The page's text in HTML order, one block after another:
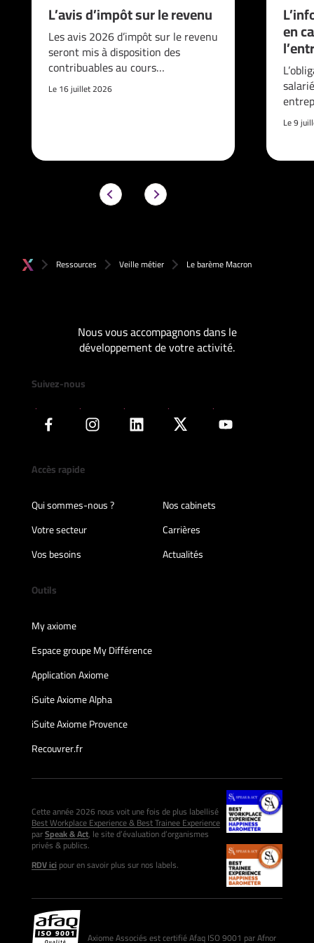
L’avis d’impôt sur le revenu
Les avis 2026 d’impôt sur le revenu
seront mis à disposition des
contribuables au cours…
Le 16 juillet 2026
en
Le 9
Ressources Veille métier Le barème Macron
Nous vous accompagnons dans le
développement de votre activité.
Suivez-nous
Accès rapide
Qui sommes-nous ?
Nos cabinets
Votre secteur
Carrières
Vos besoins
Actualités
Outils
My axiome
Espace groupe My Différence
Application Axiome
iSuite Axiome Alpha
iSuite Axiome Provence
Recouvrer.fr
Cette année 2026 nous voit une fois de plus labellisé
Best Workplace Experience & Best Trainee Experience
parSpeak & Act, le site d’évaluation d’organismes
privés & publics.
RDV icipour en savoir plus sur nos labels.
Axiome Associés est certifié Afaq ISO 9001 par Afnor